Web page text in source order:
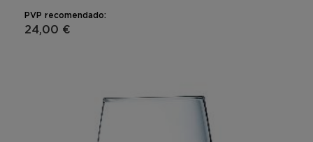
PVP recomendado:
24,00 €